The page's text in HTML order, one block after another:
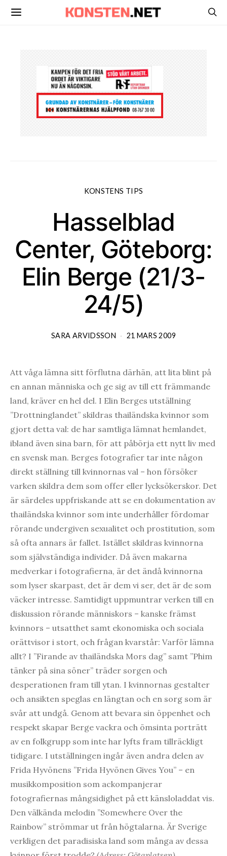
KONSTENS TIPS
Hasselblad
Center, Göteborg:
Elin Berge (21/3-
24/5)
SARA ARVIDSSON 21 MARS 2009
Att våga lämna sitt förflutna därhän, att lita blint på
en annan människa och ge sig av till ett främmande
land, kräver en hel del. I Elin Berges utställning
”Drottninglandet” skildras thailändska kvinnor som
gjort detta val: de har samtliga lämnat hemlandet,
ibland även sina barn, för att påbörja ett nytt liv med
en svensk man. Berges fotografier tar inte någon
direkt ställning till kvinnornas val – hon försöker
varken skildra dem som offer eller lycksökerskor. Det
är särdeles uppfriskande att se en dokumentation av
thailändska kvinnor som inte underhåller fördomar
rörande undergiven sexualitet och prostitution, som
så ofta annars är fallet. Istället skildras kvinnorna
som självständiga individer. Då även makarna
medverkar i fotografierna, är det ändå kvinnorna
som lyser skarpast, det är dem vi ser, det är de som
väcker intresse. Samtidigt uppmuntrar verken till en
diskussion rörande människors – kanske främst
kvinnors – utsatthet samt ekonomiska och sociala
orättvisor i stort, och frågan kvarstår: Varför lämna
allt? I ”Firande av thailändska Mors dag” samt ”Phim
tänker på sina söner” träder sorgen och
desperationen fram till ytan. I kvinnornas gestalter
och ansikten speglas en längtan och en sorg som är
svår att undgå. Genom att bevara sin öppenhet och
respekt skapar Berge vackra och ömsinta porträtt
av en folkgrupp som inte har lyfts fram tillräckligt
tidigare. I utställningen ingår även andra delen av
Frida Hyvönens ”Frida Hyvönen Gives You” – en
musikkomposition som ackompanjerar
fotografiernas mångsidighet på ett känsloladdat vis.
Den välkända melodin ”Somewhere Over the
Rainbow” strömmar ut från högtalarna. Är Sverige
verkligen det paradisiska land som många av dessa